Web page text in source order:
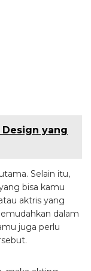
Design yang
Selain itu,
bisa kamu
aktris yang
dalam
juga perlu